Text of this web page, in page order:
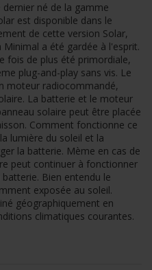
né de la gamme
est disponible dans le
de cette version Solar,
a été gardée à l'esprit.
fois de plus été primordiale,
plug-and-play sans vis. Le
moteur radiocommandé,
La batterie et le moteur
solaire peut être placée
Comment fonctionne ce
lumière du soleil et la
la batterie. Mème en cas de
peut continuer à fonctionner
Bien entendu le
exposée au soleil.
géographiquement en
climatiques courantes.